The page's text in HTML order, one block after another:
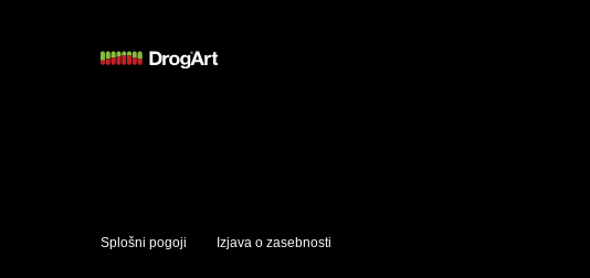
Splošni pogoji Izjava o zasebnosti